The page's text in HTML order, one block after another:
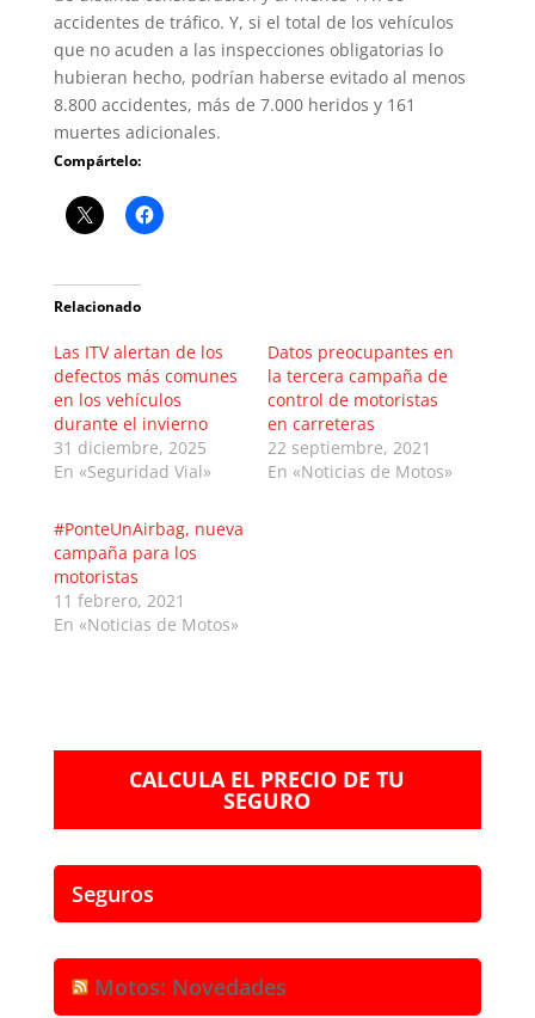
accidentes de tráfico. Y, si el total de los vehículos
que no acuden a las inspecciones obligatorias lo
hubieran hecho, podrían haberse evitado al menos
8.800 accidentes, más de 7.000 heridos y 161
muertes adicionales.
Compártelo:
Relacionado
Las ITV alertan de los
defectos más comunes
en los vehículos
durante el invierno
31 diciembre, 2025
En «Seguridad Vial»
Datos preocupantes en
la tercera campaña de
control de motoristas
en carreteras
22 septiembre, 2021
En «Noticias de Motos»
#PonteUnAirbag, nueva
campaña para los
motoristas
11 febrero, 2021
En «Noticias de Motos»
CALCULA EL PRECIO DE TU
SEGURO
Seguros
Motos: Novedades